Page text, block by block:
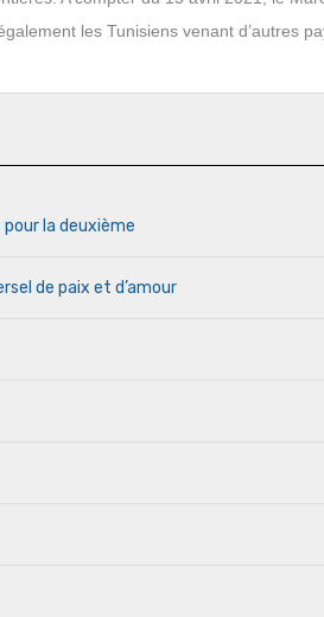
les Tunisiens venant d’autres
la deuxième
de paix et d’amour